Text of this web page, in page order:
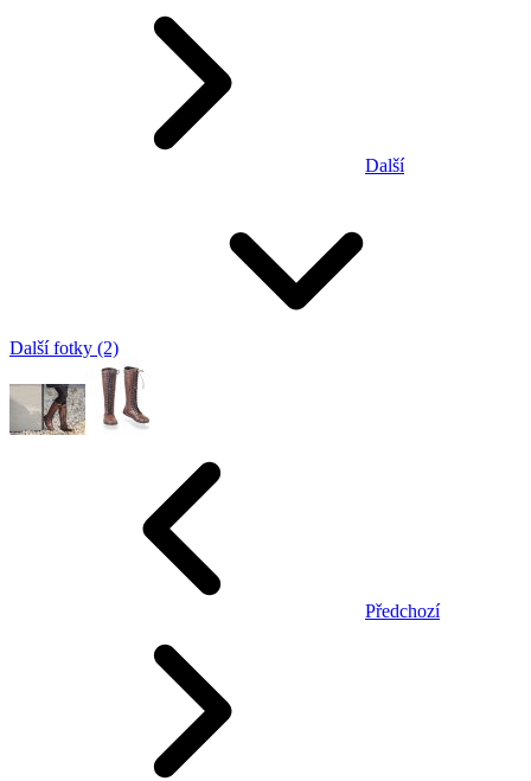
Další
Další fotky (2)
Předchozí